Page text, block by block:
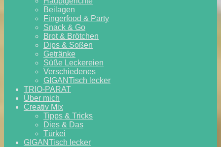
Beilagen
Fingerfood & Party
Snack & Go
Brot & Brötchen
Dips & Soßen
Getränke
Süße Leckereien
Verschiedenes
GIGANTisch lecker
TRIO-PARAT
Über mich
Creativ Mix
Tipps & Tricks
Dies & Das
Türkei
GIGANTisch lecker